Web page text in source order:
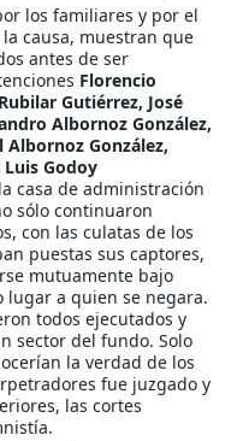
los familiares y por el
causa, muestran que
antes de ser
Florencio
Gutiérrez, José
Albornoz González,
González,
Godoy
casa de administración
sólo continuaron
con las culatas de los
puestas sus captores,
mutuamente bajo
a quien se negara.
todos ejecutados y
sector del fundo. Solo
la verdad de los
fue juzgado y
las cortes